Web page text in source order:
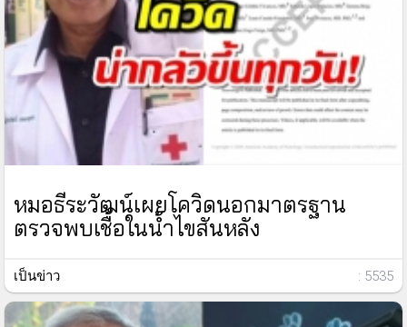
หมอธีระวัฒน์เผยโควิดนอกมาตรฐาน
ตรวจพบเชื้อในน้ำไขสันหลัง
เป็นข่าว : 5535